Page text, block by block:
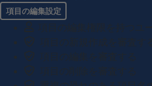
項目の編集設定